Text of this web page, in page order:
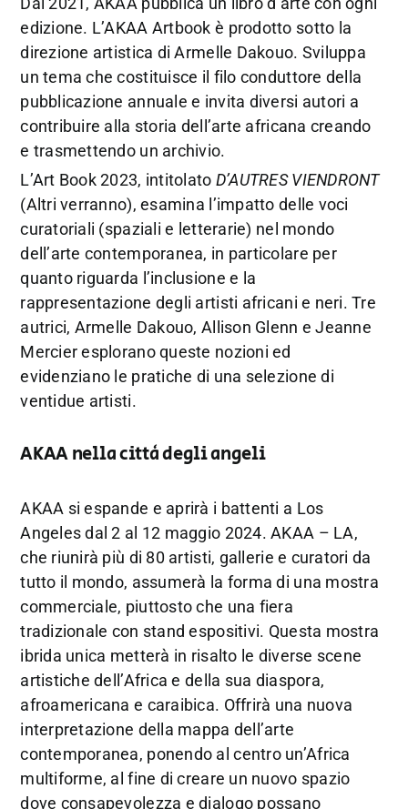
edizione. L’AKAA Artbook è prodotto sotto la
direzione artistica di Armelle Dakouo. Sviluppa
un tema che costituisce il filo conduttore della
pubblicazione annuale e invita diversi autori a
contribuire alla storia dell’arte africana creando
e trasmettendo un archivio.
L’Art Book 2023, intitolato D’AUTRES VIENDRONT
(Altri verranno), esamina l’impatto delle voci
curatoriali (spaziali e letterarie) nel mondo
dell’arte contemporanea, in particolare per
quanto riguarda l’inclusione e la
rappresentazione degli artisti africani e neri. Tre
autrici, Armelle Dakouo, Allison Glenn e Jeanne
Mercier esplorano queste nozioni ed
evidenziano le pratiche di una selezione di
ventidue artisti.
AKAA nella città degli angeli
AKAA si espande e aprirà i battenti a Los
Angeles dal 2 al 12 maggio 2024. AKAA – LA,
che riunirà più di 80 artisti, gallerie e curatori da
tutto il mondo, assumerà la forma di una mostra
commerciale, piuttosto che una fiera
tradizionale con stand espositivi. Questa mostra
ibrida unica metterà in risalto le diverse scene
artistiche dell’Africa e della sua diaspora,
afroamericana e caraibica. Offrirà una nuova
interpretazione della mappa dell’arte
contemporanea, ponendo al centro un’Africa
multiforme, al fine di creare un nuovo spazio
dove consapevolezza e dialogo possano